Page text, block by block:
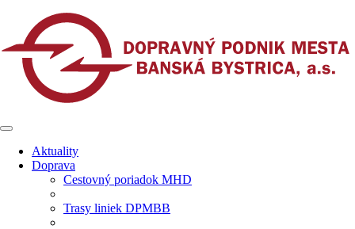
Aktuality
Doprava
Cestovný poriadok MHD
Trasy liniek DPMBB